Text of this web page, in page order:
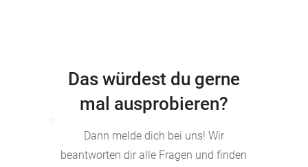
Das würdest du gerne
mal ausprobieren?
Dann melde dich bei uns! Wir
beantworten dir alle Fragen und finden